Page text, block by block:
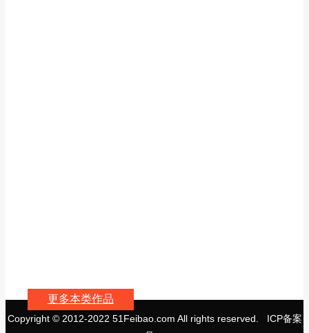
更多本类作品
Copyright © 2012-2022 51Feibao.com All rights reserved. ICP备案